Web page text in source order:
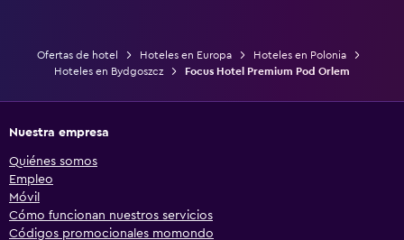
Ofertas de hotel Hoteles en Europa
Hoteles en Polonia
Hoteles en Bydgoszcz
Focus Hotel Premium Pod Orlem
Nuestra empresa
Quiénes somos
Empleo
Móvil
Cómo funcionan nuestros servicios
Códigos promocionales momondo